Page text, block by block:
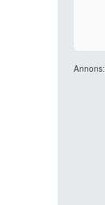
Annons: